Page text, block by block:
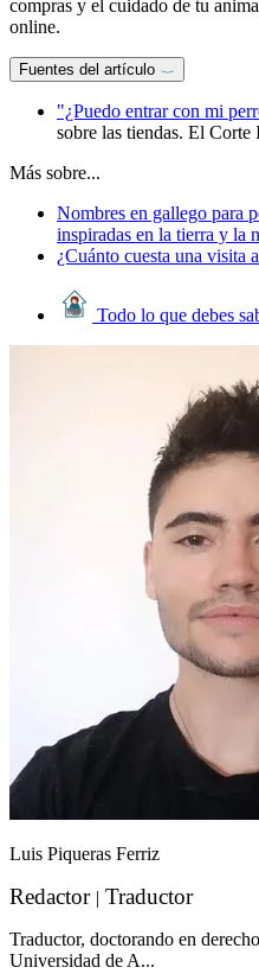
compras y el cuidado de tu
online.
Fuentes del artículo
"¿Puedo entrar con mi
sobre las tiendas. El Corte
Más sobre...
Nombres en gallego para
inspiradas en la tierra y la
¿Cuánto cuesta una visita
Todo lo que debes
Luis Piqueras Ferriz
Redactor | Traductor
Traductor, doctorando en
Universidad de A...